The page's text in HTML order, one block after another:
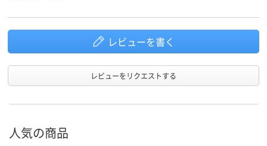
レビューを書く
レビューをリクエストする
人気の商品